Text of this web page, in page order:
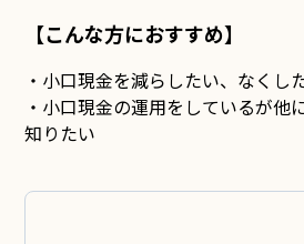
【こんな方におすすめ】
・小口現金を減らしたい、なくし
・小口現金の運用をしているが他
知りたい